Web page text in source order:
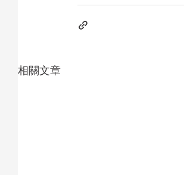
相關文章